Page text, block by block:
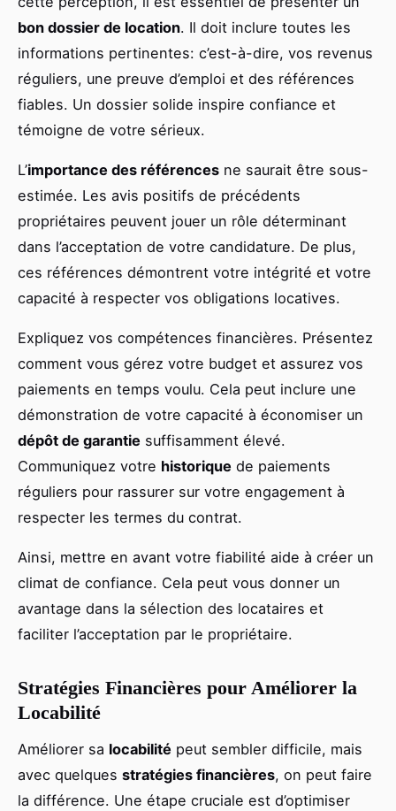
bon dossier de location. Il doit inclure toutes les
informations pertinentes: c’est-à-dire, vos revenus
réguliers, une preuve d’emploi et des références
fiables. Un dossier solide inspire confiance et
témoigne de votre sérieux.
L’importance des références ne saurait être sous-
estimée. Les avis positifs de précédents
propriétaires peuvent jouer un rôle déterminant
dans l’acceptation de votre candidature. De plus,
ces références démontrent votre intégrité et votre
capacité à respecter vos obligations locatives.
Expliquez vos compétences financières. Présentez
comment vous gérez votre budget et assurez vos
paiements en temps voulu. Cela peut inclure une
démonstration de votre capacité à économiser un
dépôt de garantie suffisamment élevé.
Communiquez votre historique de paiements
réguliers pour rassurer sur votre engagement à
respecter les termes du contrat.
Ainsi, mettre en avant votre fiabilité aide à créer un
climat de confiance. Cela peut vous donner un
avantage dans la sélection des locataires et
faciliter l’acceptation par le propriétaire.
Stratégies Financières pour Améliorer la
Locabilité
Améliorer sa locabilité peut sembler difficile, mais
avec quelques stratégies financières, on peut faire
la différence. Une étape cruciale est d’optimiser